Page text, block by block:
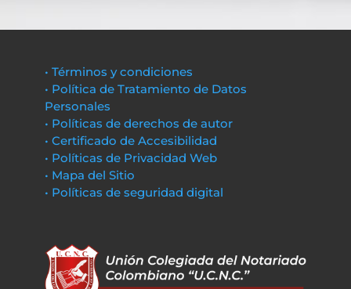
• Términos y condiciones
• Política de Tratamiento de Datos
Personales
• Políticas de derechos de autor
• Certificado de Accesibilidad
• Políticas de Privacidad Web
• Mapa del Sitio
• Políticas de seguridad digital